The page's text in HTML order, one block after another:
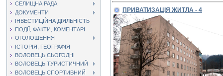
СЕЛИЩНА РАДА
ДОКУМЕНТИ
ІНВЕСТИЦІЙНА ДІЯЛЬНІСТЬ
ПОДІЇ, ФАКТИ, КОМЕНТАРІ
ОГОЛОШЕННЯ
ІСТОРІЯ, ГЕОГРАФІЯ
ВОЛОВЕЦЬ СЬОГОДНІ
ВОЛОВЕЦЬ ТУРИСТИЧНИЙ
ВОЛОВЕЦЬ СПОРТИВНИЙ
ПРИВАТИЗАЦІЯ ЖИТЛА - 4